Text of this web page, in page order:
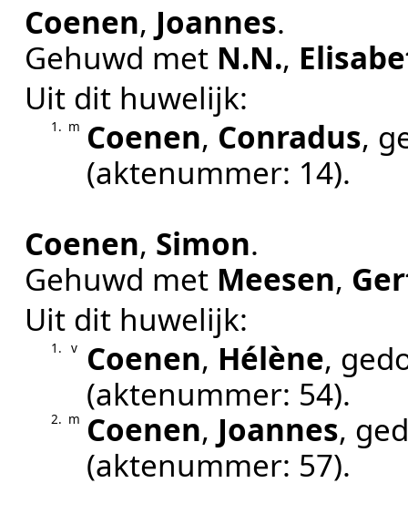
Coenen, Joannes.
Gehuwd met N.N.,
Uit dit huwelijk:
1. m Coenen, Conradus,
(aktenummer: 14).
Coenen, Simon.
Gehuwd met Meesen,
Uit dit huwelijk:
1. v Coenen, Hélène,
(aktenummer: 54).
2. m Coenen, Joannes,
(aktenummer: 57).